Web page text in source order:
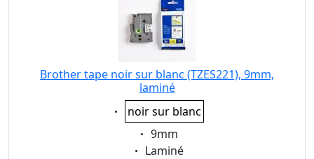
Brother tape noir sur blanc (TZES221), 9mm,
laminé
Eigenschaft:
noir sur blanc
Eigenschaft:
9mm
Eigenschaft:
Laminé